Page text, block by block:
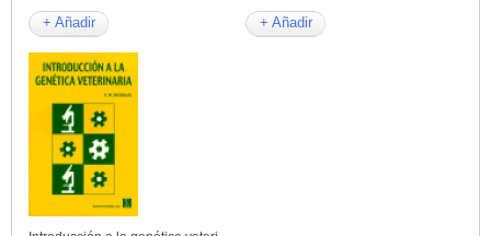
+ Añadir + Añadir